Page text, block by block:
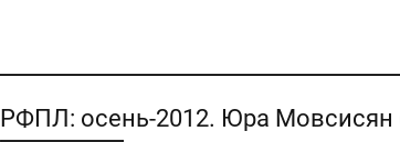
РФПЛ: осень-2012. Юра